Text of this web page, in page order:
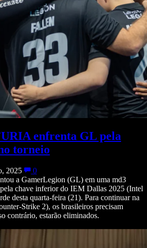
enfrenta GL pela
torneio
2025
0
a GamerLegion (GL) em uma md3
chave inferior do IEM Dallas 2025 (Intel
desta quarta-feira (21). Para continuar na
Strike 2), os brasileiros precisam
contrário, estarão eliminados.